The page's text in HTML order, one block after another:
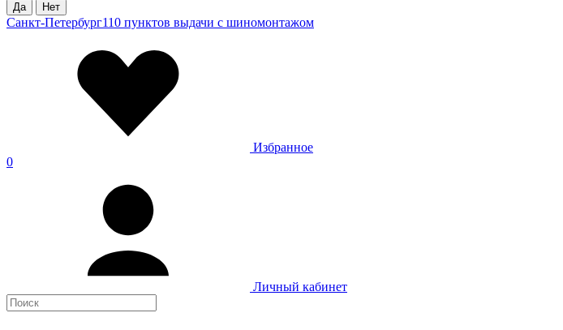
Да Нет
Санкт-Петербург110 пунктов выдачи с шиномонтажом
Избранное
0
Личный кабинет